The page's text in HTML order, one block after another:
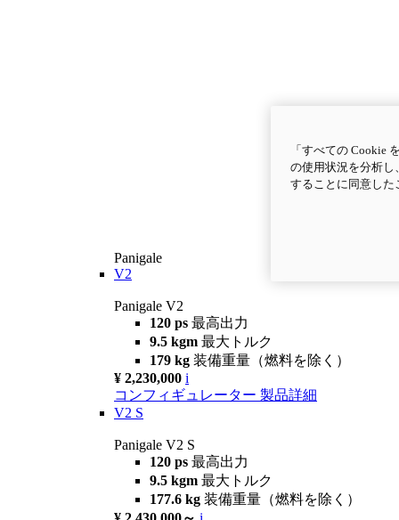
Panigale
V2
Panigale V2
120 ps 最高出力
9.5 kgm 最大トルク
179 kg 装備重量（燃料を除く）
¥ 2,230,000 i
コンフィギュレーター 製品詳細
V2 S
Panigale V2 S
120 ps 最高出力
9.5 kgm 最大トルク
177.6 kg 装備重量（燃料を除く）
「すべての Cookie
の使用状況を分析し
することに同意し